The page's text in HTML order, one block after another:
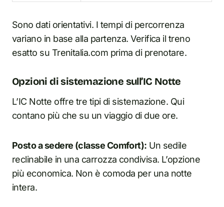
Sono dati orientativi. I tempi di percorrenza
variano in base alla partenza. Verifica il treno
esatto su Trenitalia.com prima di prenotare.
Opzioni di sistemazione sull’IC Notte
L’IC Notte offre tre tipi di sistemazione. Qui
contano più che su un viaggio di due ore.
Posto a sedere (classe Comfort): Un sedile
reclinabile in una carrozza condivisa. L’opzione
più economica. Non è comoda per una notte
intera.